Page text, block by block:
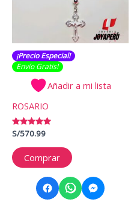
¡Precio Especial!
Envío Gratis​​​!
Añadir a mi lista
ROSARIO
Valorado
5.00
de 5
S/570.99
Comprar